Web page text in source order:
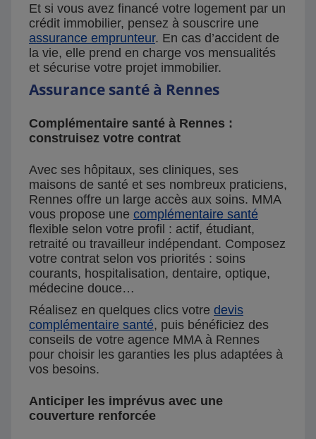
Et si vous avez financé votre logement par un
crédit immobilier, pensez à souscrire une
assurance emprunteur. En cas d’accident de
la vie, elle prend en charge vos mensualités
et sécurise votre projet immobilier.
Assurance santé à Rennes
Complémentaire santé à Rennes :
construisez votre contrat
Avec ses hôpitaux, ses cliniques, ses
maisons de santé et ses nombreux praticiens,
Rennes offre un large accès aux soins. MMA
vous propose une complémentaire santé
flexible selon votre profil : actif, étudiant,
retraité ou travailleur indépendant. Composez
votre contrat selon vos priorités : soins
courants, hospitalisation, dentaire, optique,
médecine douce…
Réalisez en quelques clics votre devis
complémentaire santé, puis bénéficiez des
conseils de votre agence MMA à Rennes
pour choisir les garanties les plus adaptées à
vos besoins.
Anticiper les imprévus avec une
couverture renforcée